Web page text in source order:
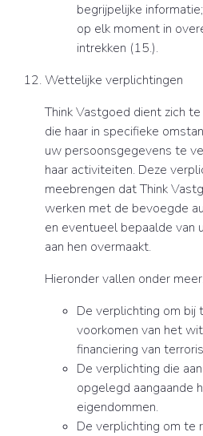
begrijpelijke
op elk moment in
intrekken (15.).
Wettelijke verplichtingen
Think Vastgoed dient zich
die haar in specifieke
uw persoonsgegevens te
haar activiteiten. Deze
meebrengen dat Think
werken met de bevoegde
en eventueel bepaalde van
aan hen overmaakt.
Hieronder vallen onder
De verplichting om bij
voorkomen van het
financiering van
De verplichting die
opgelegd aangaande
eigendommen.
De verplichting om te